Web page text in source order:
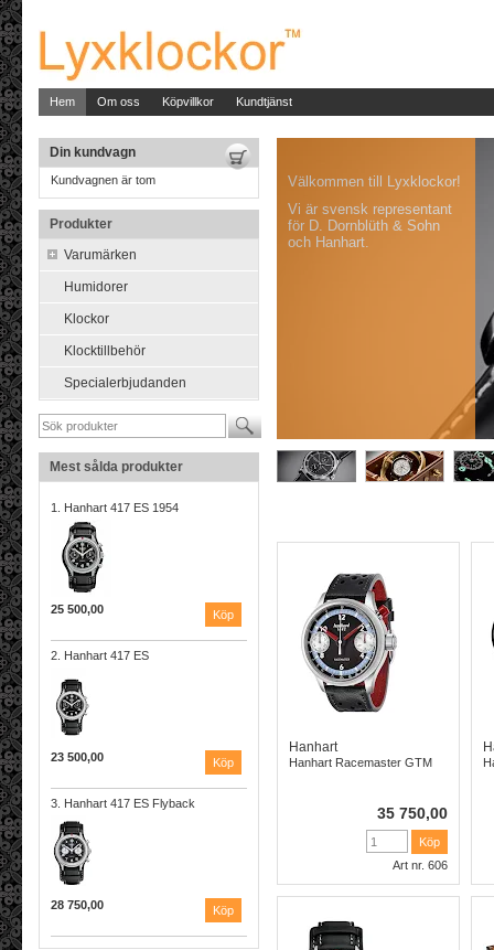
Hem Om oss Köpvillkor Kundtjänst
Din kundvagn
Kundvagnen är tom
Produkter
Varumärken
Humidorer
Klockor
Klocktillbehör
Specialerbjudanden
Mest sålda produkter
1. Hanhart 417 ES 1954
25 500,00
2. Hanhart 417 ES
23 500,00
3. Hanhart 417 ES Flyback
28 750,00
Välkommen till Lyxklockor!
Vi är svensk representant
för D. Dornblüth & Sohn
och Hanhart.
Hanhart
Hanhart Racemaster GTM
35 750,00
Art nr. 606